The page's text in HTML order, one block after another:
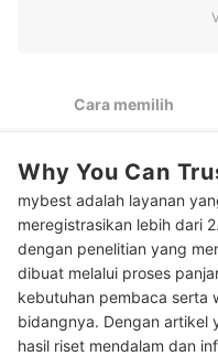
untuk dibawa traveling
Pertanyaan umum seputar
Baca juga rekomendasi
Cara memilih
Why You Can
mybest adalah layanan
meregistrasikan lebih dari
dengan penelitian yang
dibuat melalui proses
kebutuhan pembaca serta
bidangnya. Dengan artikel
hasil riset mendalam dan